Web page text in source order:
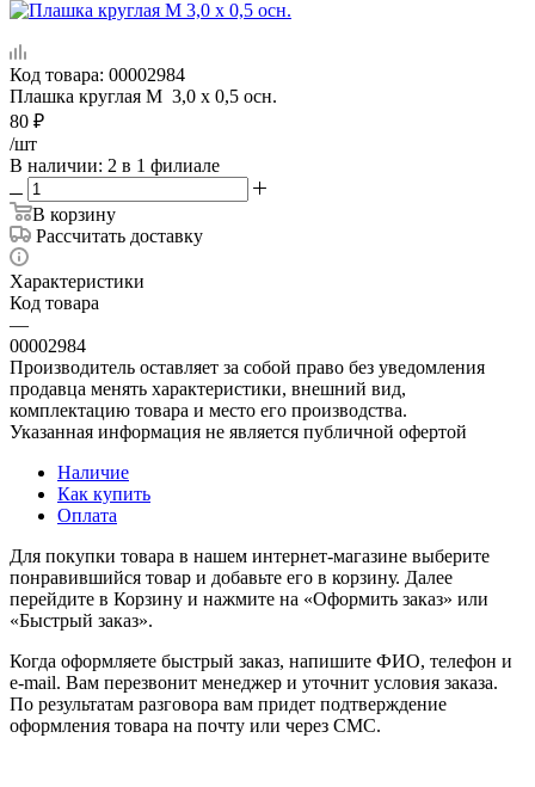
Код товара: 00002984
Плашка круглая М 3,0 х 0,5 осн.
80 ₽
/шт
В наличии: 2 в 1 филиале
В корзину
Рассчитать доставку
Характеристики
Код товара
—
00002984
Производитель оставляет за собой право без уведомления
продавца менять характеристики, внешний вид,
комплектацию товара и место его производства.
Указанная информация не является публичной офертой
Наличие
Как купить
Оплата
Для покупки товара в нашем интернет-магазине выберите
понравившийся товар и добавьте его в корзину. Далее
перейдите в Корзину и нажмите на «Оформить заказ» или
«Быстрый заказ».
Когда оформляете быстрый заказ, напишите ФИО, телефон и
e-mail. Вам перезвонит менеджер и уточнит условия заказа.
По результатам разговора вам придет подтверждение
оформления товара на почту или через СМС.